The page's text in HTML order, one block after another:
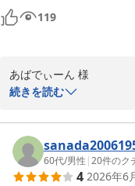
ます。朝食は美味しかった
119
あばでぃーん 様
ご利用いただきましてあ
満足いただけた一方で、
不快の念をおかけいた
ただいたご指摘を共有し
環境づくりに努めてまい
続きを読む
60代/男性 |20件のク
4 2026年6